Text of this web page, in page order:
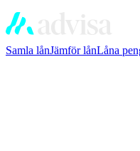
Samla lånJämför lånLåna